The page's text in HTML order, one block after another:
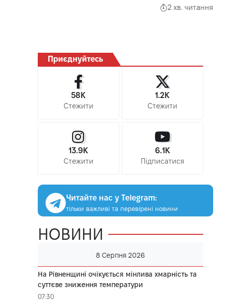
2 хв. читання
Приєднуйтесь
58K
Стежити
1.2K
Стежити
13.9K
Стежити
6.1K
Підписатися
Читайте нас у Telegram:
тільки важливі та перевірені новини
НОВИНИ
8 Серпня 2026
На Рівненщині очікується мінлива хмарність та
суттєве зниження температури
07:30